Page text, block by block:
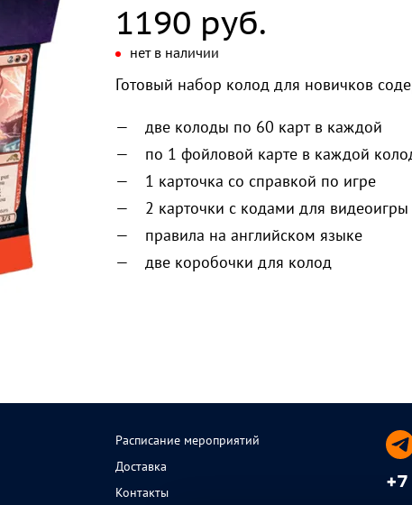
1190 руб.
нет в наличии
Готовый набор колод для новичков
две колоды по 60 карт в каждой
по 1 фойловой карте в каждой
1 карточка со справкой по игре
2 карточки с кодами для
правила на английском языке
две коробочки для колод
Расписание мероприятий
Доставка
Контакты